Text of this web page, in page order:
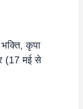
कृपा
(17 मई से